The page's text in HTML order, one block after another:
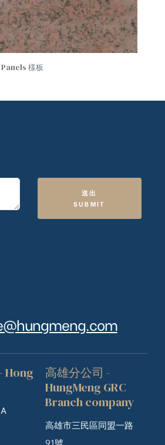
Panels 樣板
送出
SUBMIT
Hong
高雄分公司 -
HungMeng GRC
Branch company
高雄市三民區同盟一路
91號